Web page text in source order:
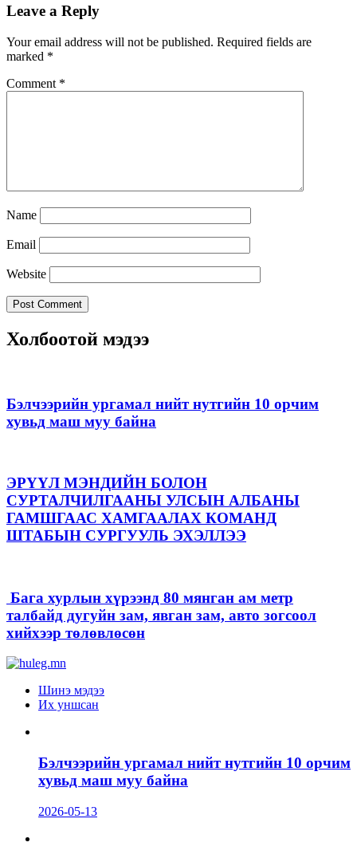
Leave a Reply
Your email address will not be published. Required fields are
marked *
Comment *
Name
Email
Website
Холбоотой мэдээ
Бэлчээрийн ургамал нийт нутгийн 10 орчим
хувьд маш муу байна
ЭРҮҮЛ МЭНДИЙН БОЛОН
СУРТАЛЧИЛГААНЫ УЛСЫН АЛБАНЫ
ГАМШГААС ХАМГААЛАХ КОМАНД
ШТАБЫН СУРГУУЛЬ ЭХЭЛЛЭЭ
Бага хурлын хүрээнд 80 мянган ам метр
талбайд дугуйн зам, явган зам, авто зогсоол
хийхээр төлөвлөсөн
Шинэ мэдээ
Их уншсан
Бэлчээрийн ургамал нийт нутгийн 10 орчим
хувьд маш муу байна
2026-05-13